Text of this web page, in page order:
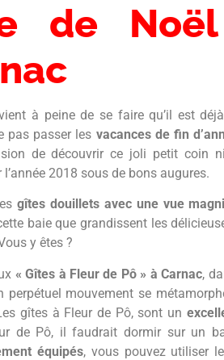
de
à peine de se faire qu’il est
pas passer les vacances de fin
de découvrir ce joli petit coin
2018 sous de bons augures.
gîtes douillets avec une vue
baie que grandissent les
y êtes ?
« Gîtes à Fleur de Pô » à Carnac,
perpétuel mouvement se
gîtes à Fleur de Pô, sont un
de Pô, il faudrait dormir sur un
équipés, vous pouvez utiliser